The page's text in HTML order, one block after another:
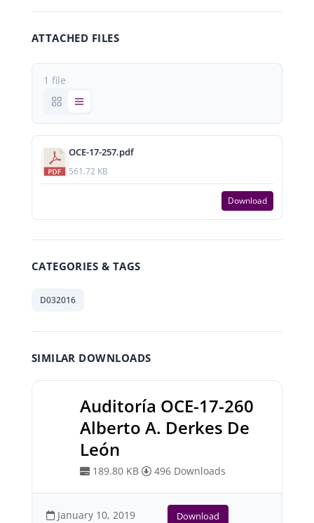
ATTACHED FILES
1 file
OCE-17-257.pdf
561.72 KB
Download
CATEGORIES & TAGS
D032016
SIMILAR DOWNLOADS
Auditoría OCE-17-260
Alberto A. Derkes De
León
189.80 KB 496 Downloads
January 10, 2019 Download